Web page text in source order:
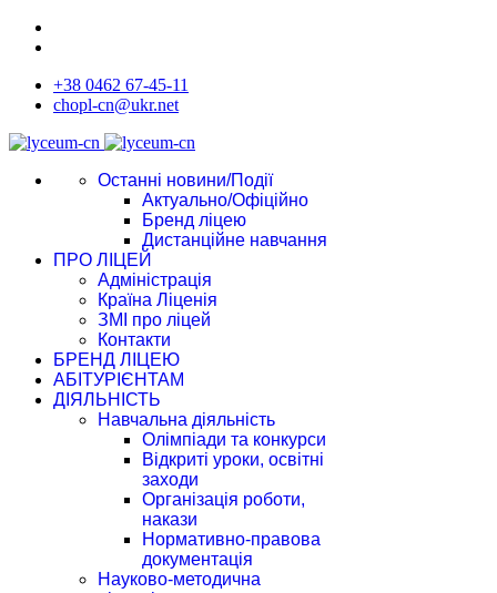
+38 0462 67-45-11
chopl-cn@ukr.net
Останні новини/Події
Актуально/Офіційно
Бренд ліцею
Дистанційне навчання
ПРО ЛІЦЕЙ
Адміністрація
Країна Ліценія
ЗМІ про ліцей
Контакти
БРЕНД ЛІЦЕЮ
АБІТУРІЄНТАМ
ДІЯЛЬНІСТЬ
Навчальна діяльність
Олімпіади та конкурси
Відкриті уроки, освітні
заходи
Організація роботи,
накази
Нормативно-правова
документація
Науково-методична